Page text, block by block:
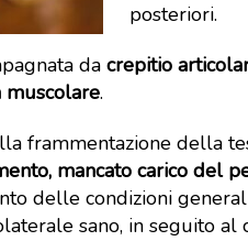
posteriori.
da crepitio
muscolare.
frammentazione della
mancato carico del
delle condizioni
sano, in seguito al